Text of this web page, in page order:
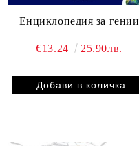
Енциклопедия за гении
€13.24 25.90лв.